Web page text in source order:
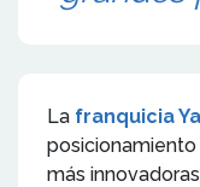
La franquicia
más